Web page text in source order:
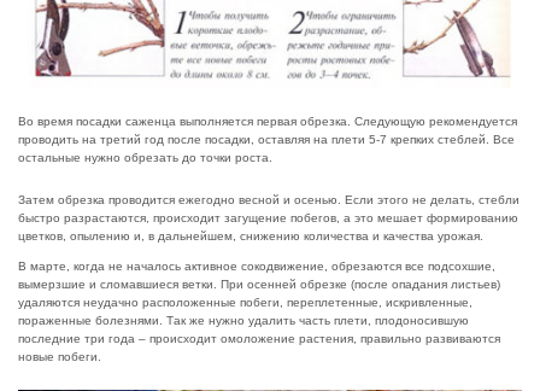
Во время посадки саженца выполняется первая обрезка. Следующую рекомендуется
проводить на третий год после посадки, оставляя на плети 5-7 крепких стеблей. Все
остальные нужно обрезать до точки роста.
Затем обрезка проводится ежегодно весной и осенью. Если этого не делать, стебли
быстро разрастаются, происходит загущение побегов, а это мешает формированию
цветков, опылению и, в дальнейшем, снижению количества и качества урожая.
В марте, когда не началось активное сокодвижение, обрезаются все подсохшие,
вымерзшие и сломавшиеся ветки. При осенней обрезке (после опадания листьев)
удаляются неудачно расположенные побеги, переплетенные, искривленные,
пораженные болезнями. Так же нужно удалить часть плети, плодоносившую
последние три года – происходит омоложение растения, правильно развиваются
новые побеги.